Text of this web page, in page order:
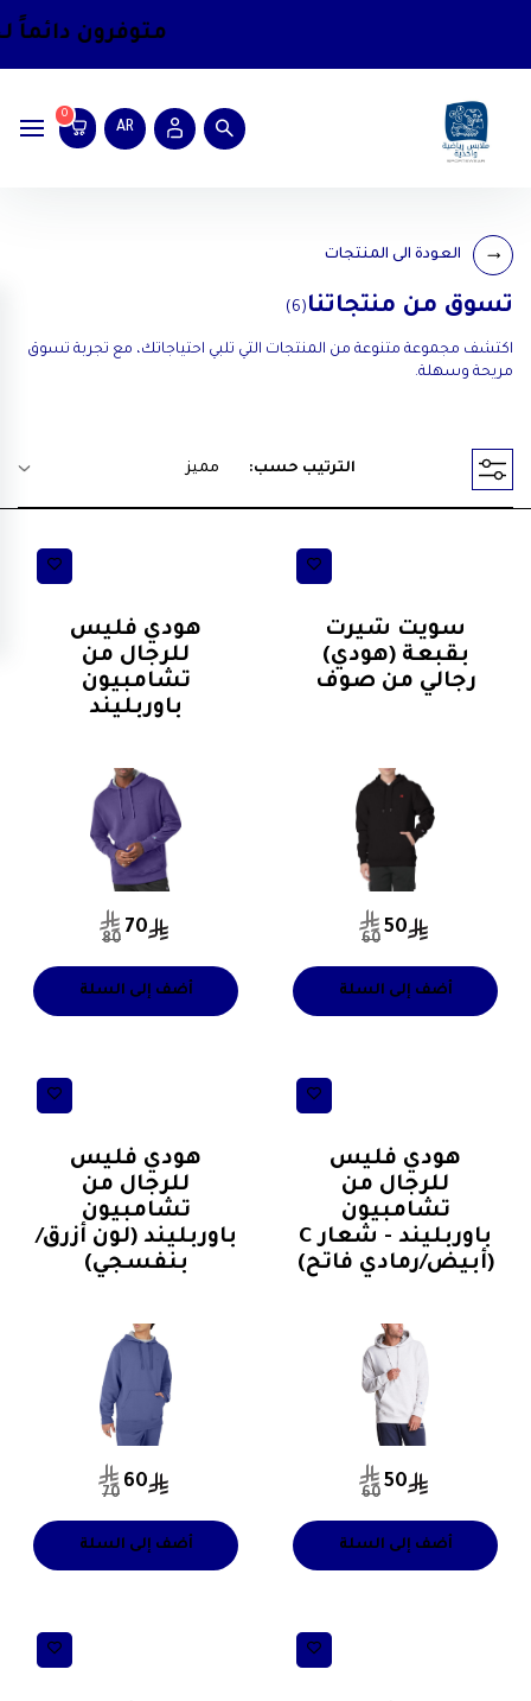
متوفرون دائماً
AR
0
العودة الى المنتجات
تسوق من منتجاتنا (6)
اكتشف مجموعة متنوعة من المنتجات التي تلبي احتياجاتك، مع تجربة تسوق
مريحة وسهلة.
الترتيب حسب: مميز
سويت شيرت
بقبعة (هودي)
رجالي من صوف
50
60
أضف إلى السلة
هودي فليس
للرجال من
تشامبيون
باوربليند
70
80
أضف إلى السلة
هودي فليس
للرجال من
تشامبيون
باوربليند - شعار C
(أبيض/رمادي فاتح)
50
60
أضف إلى السلة
هودي فليس
للرجال من
تشامبيون
باوربليند (لون أزرق/
بنفسجي)
60
70
أضف إلى السلة